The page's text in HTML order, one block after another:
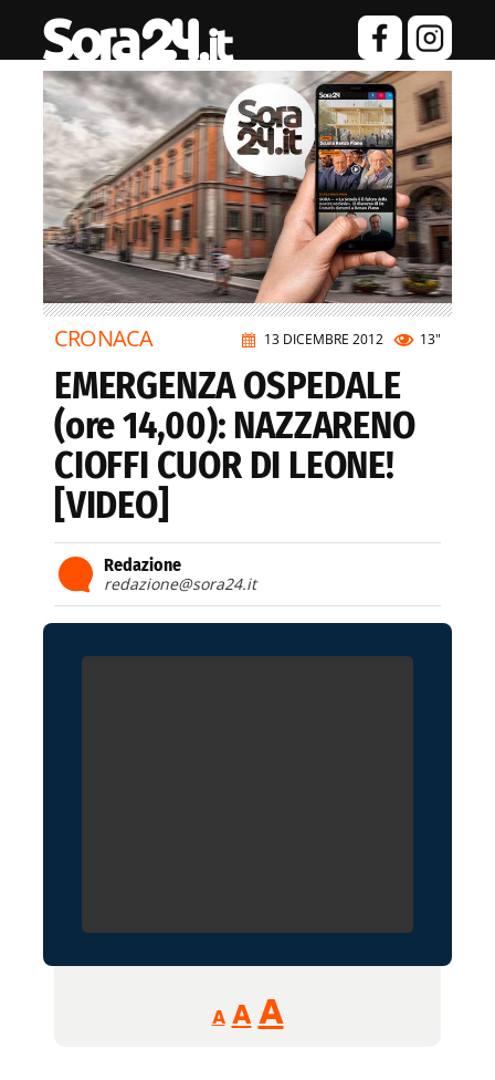
13 DICEMBRE 2012 13"
CRONACA
EMERGENZA OSPEDALE
(ore 14,00): NAZZARENO
CIOFFI CUOR DI LEONE!
[VIDEO]
Redazione
redazione@sora24.it
A
Reducir
tamaño
A Restablecer
AAumentar